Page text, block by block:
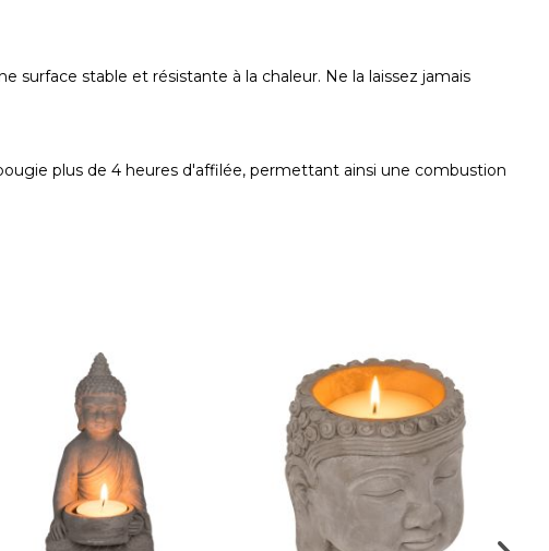
surface stable et résistante à la chaleur. Ne la laissez jamais
plus de 4 heures d'affilée, permettant ainsi une combustion